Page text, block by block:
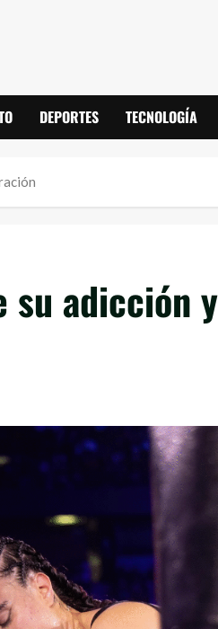
DEPORTES TECNOLOGÍA
su adicción y